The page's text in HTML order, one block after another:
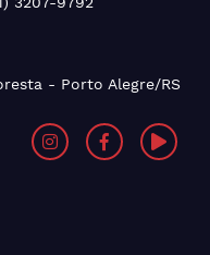
- Porto Alegre/RS